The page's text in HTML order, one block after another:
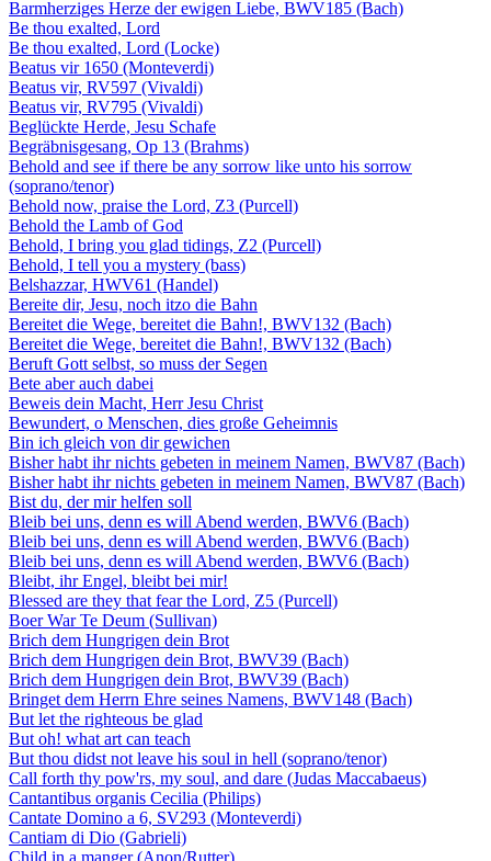
Barmherziges Herze der ewigen Liebe, BWV185 (Bach)
Be thou exalted, Lord
Be thou exalted, Lord (Locke)
Beatus vir 1650 (Monteverdi)
Beatus vir, RV597 (Vivaldi)
Beatus vir, RV795 (Vivaldi)
Beglückte Herde, Jesu Schafe
Begräbnisgesang, Op 13 (Brahms)
Behold and see if there be any sorrow like unto his sorrow
(soprano/tenor)
Behold now, praise the Lord, Z3 (Purcell)
Behold the Lamb of God
Behold, I bring you glad tidings, Z2 (Purcell)
Behold, I tell you a mystery (bass)
Belshazzar, HWV61 (Handel)
Bereite dir, Jesu, noch itzo die Bahn
Bereitet die Wege, bereitet die Bahn!, BWV132 (Bach)
Bereitet die Wege, bereitet die Bahn!, BWV132 (Bach)
Beruft Gott selbst, so muss der Segen
Bete aber auch dabei
Beweis dein Macht, Herr Jesu Christ
Bewundert, o Menschen, dies große Geheimnis
Bin ich gleich von dir gewichen
Bisher habt ihr nichts gebeten in meinem Namen, BWV87 (Bach)
Bisher habt ihr nichts gebeten in meinem Namen, BWV87 (Bach)
Bist du, der mir helfen soll
Bleib bei uns, denn es will Abend werden, BWV6 (Bach)
Bleib bei uns, denn es will Abend werden, BWV6 (Bach)
Bleib bei uns, denn es will Abend werden, BWV6 (Bach)
Bleibt, ihr Engel, bleibt bei mir!
Blessed are they that fear the Lord, Z5 (Purcell)
Boer War Te Deum (Sullivan)
Brich dem Hungrigen dein Brot
Brich dem Hungrigen dein Brot, BWV39 (Bach)
Brich dem Hungrigen dein Brot, BWV39 (Bach)
Bringet dem Herrn Ehre seines Namens, BWV148 (Bach)
But let the righteous be glad
But oh! what art can teach
But thou didst not leave his soul in hell (soprano/tenor)
Call forth thy pow'rs, my soul, and dare (Judas Maccabaeus)
Cantantibus organis Cecilia (Philips)
Cantate Domino a 6, SV293 (Monteverdi)
Cantiam di Dio (Gabrieli)
Child in a manger (Anon/Rutter)